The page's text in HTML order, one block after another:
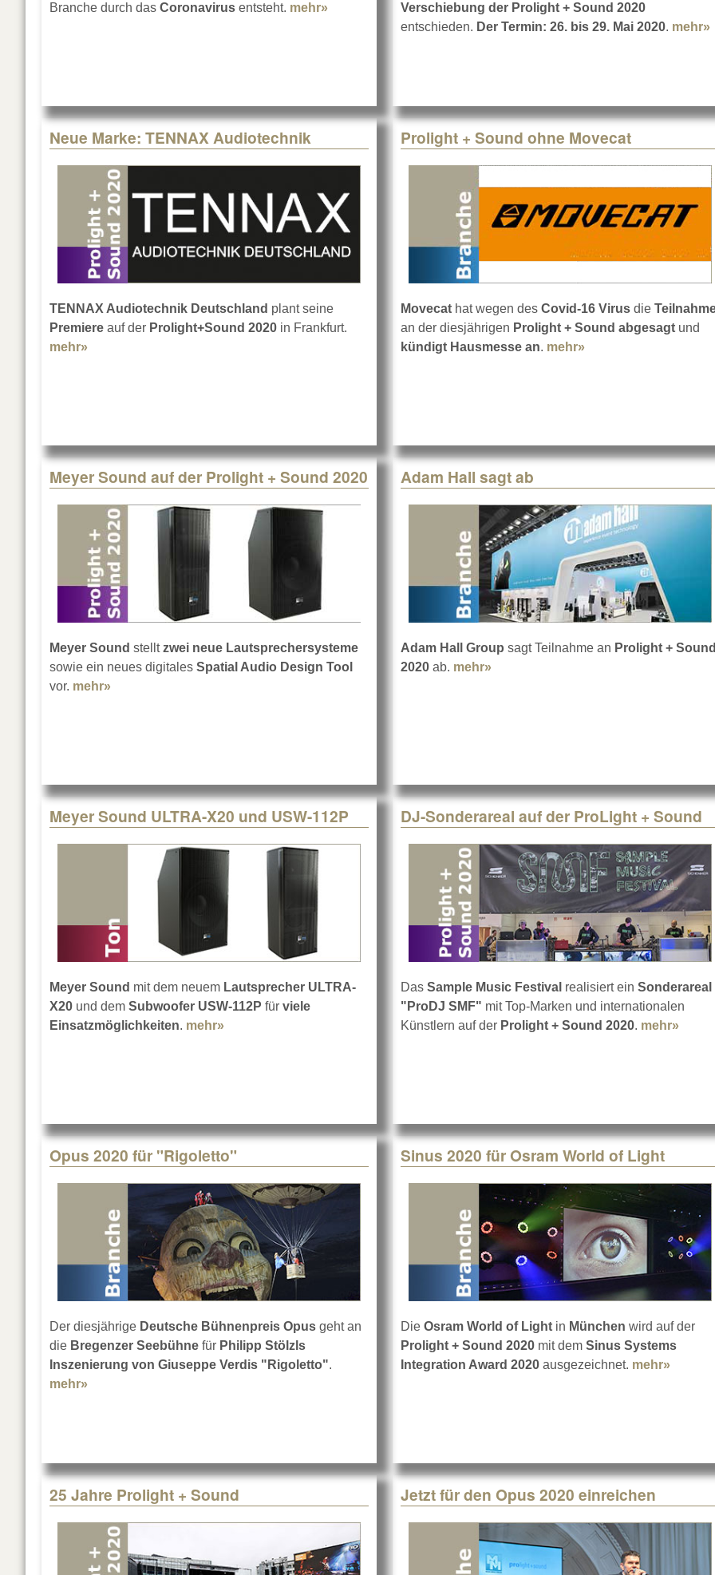
Branche durch das Coronavirus entsteht. mehr» about VPLT: "Wir meistern das!"
Verschiebung der Prolight + Sound 2020
entschieden. Der Termin: 26. bis 29. Mai 2020. mehr»
Neue Marke: TENNAX Audiotechnik
TENNAX Audiotechnik Deutschland plant seine
Premiere auf der Prolight+Sound 2020 in Frankfurt.
mehr»
Prolight + Sound ohne Movecat
Movecat hat wegen des Covid-16 Virus die
an der diesjährigen Prolight + Sound abgesagt und
kündigt Hausmesse an. mehr» about Prolight +
Meyer Sound auf der Prolight + Sound 2020
Meyer Sound stelltzwei neue Lautsprechersysteme
sowie ein neues digitales Spatial Audio Design Tool
vor. mehr»
Adam Hall sagt ab
Adam Hall Group sagt Teilnahme an Prolight + Sound
2020 ab. mehr»
Meyer Sound ULTRA-X20 und USW-112P
Meyer Sound mit dem neuem Lautsprecher ULTRA-
X20 und dem Subwoofer USW-112P für viele
Einsatzmöglichkeiten. mehr» about Meyer Sound ULTRA-X20 und USW-112P
DJ-Sonderareal auf der ProLight + Sound
Das Sample Music Festival realisiert ein Sonderareal
"ProDJ SMF" mit Top-Marken und internationalen
Künstlern auf der Prolight + Sound 2020. mehr»
Opus 2020 für "Rigoletto"
Der diesjährige Deutsche Bühnenpreis Opus geht an
die Bregenzer Seebühne für Philipp Stölzls
Inszenierung von Giuseppe Verdis "Rigoletto".
mehr»
Sinus 2020 für Osram World of Light
Die Osram World of Light in München wird auf der
Prolight + Sound 2020 mit dem Sinus Systems
Integration Award 2020 ausgezeichnet. mehr»
25 Jahre Prolight + Sound Jetzt für den Opus 2020 einreichen